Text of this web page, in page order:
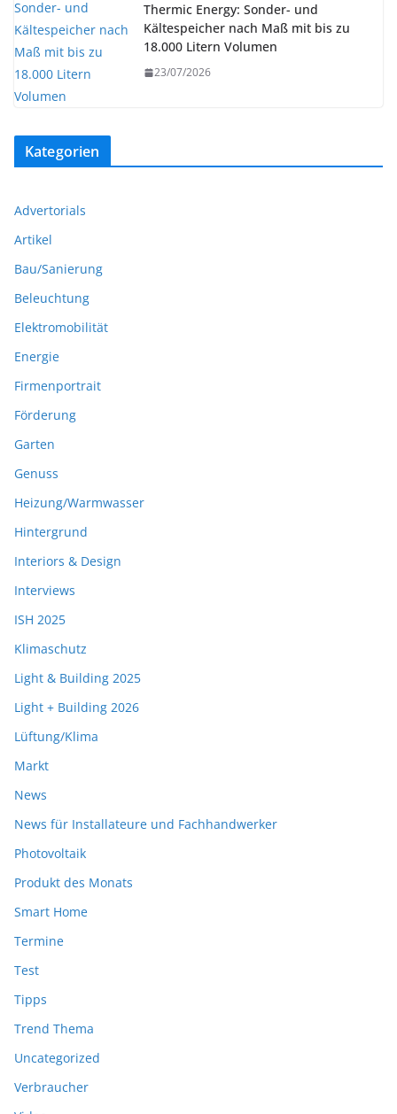
Thermic Energy: Sonder- und
Kältespeicher nach Maß mit bis zu
18.000 Litern Volumen
23/07/2026
Kategorien
Advertorials
Artikel
Bau/Sanierung
Beleuchtung
Elektromobilität
Energie
Firmenportrait
Förderung
Garten
Genuss
Heizung/Warmwasser
Hintergrund
Interiors & Design
Interviews
ISH 2025
Klimaschutz
Light & Building 2025
Light + Building 2026
Lüftung/Klima
Markt
News
News für Installateure und Fachhandwerker
Photovoltaik
Produkt des Monats
Smart Home
Termine
Test
Tipps
Trend Thema
Uncategorized
Verbraucher